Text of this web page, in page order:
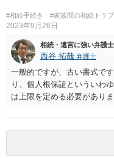
います。単に面倒臭いとい
れば、当該弁護士との委任
出することを検討なさった
#相続手続き #家族間の相続トラ
2023年9月26日
相続・遺言に強い弁護士
西谷 拓哉 弁護士
一般的ですが、古い書式で
り、個人根保証といういわ
は上限を定める必要があり
り、会社側は請求できない